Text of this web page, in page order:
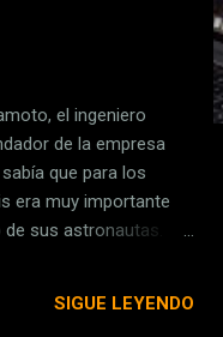
el ingeniero
de la empresa
que para los
era muy importante
sus astronautas.
compañía, cuyo
SIGUE LEYENDO